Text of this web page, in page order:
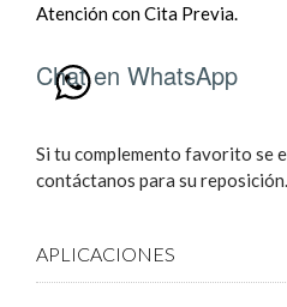
Atención con Cita Previa.
Chat en WhatsApp
Si tu complemento favorito se
contáctanos para su reposición.
APLICACIONES